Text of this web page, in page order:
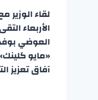
الأربعاء
العوضي
«مايو
آفاق تعزيز